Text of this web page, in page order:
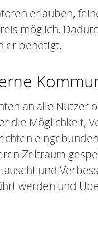
erlauben,
möglich.
er benötigt.
an alle Nutzer
die Möglichkeit,
Zeitraum
und
werden und